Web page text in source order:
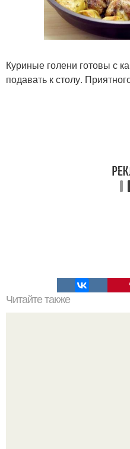
Куриные голени готовы с
подавать к столу.
Читайте также